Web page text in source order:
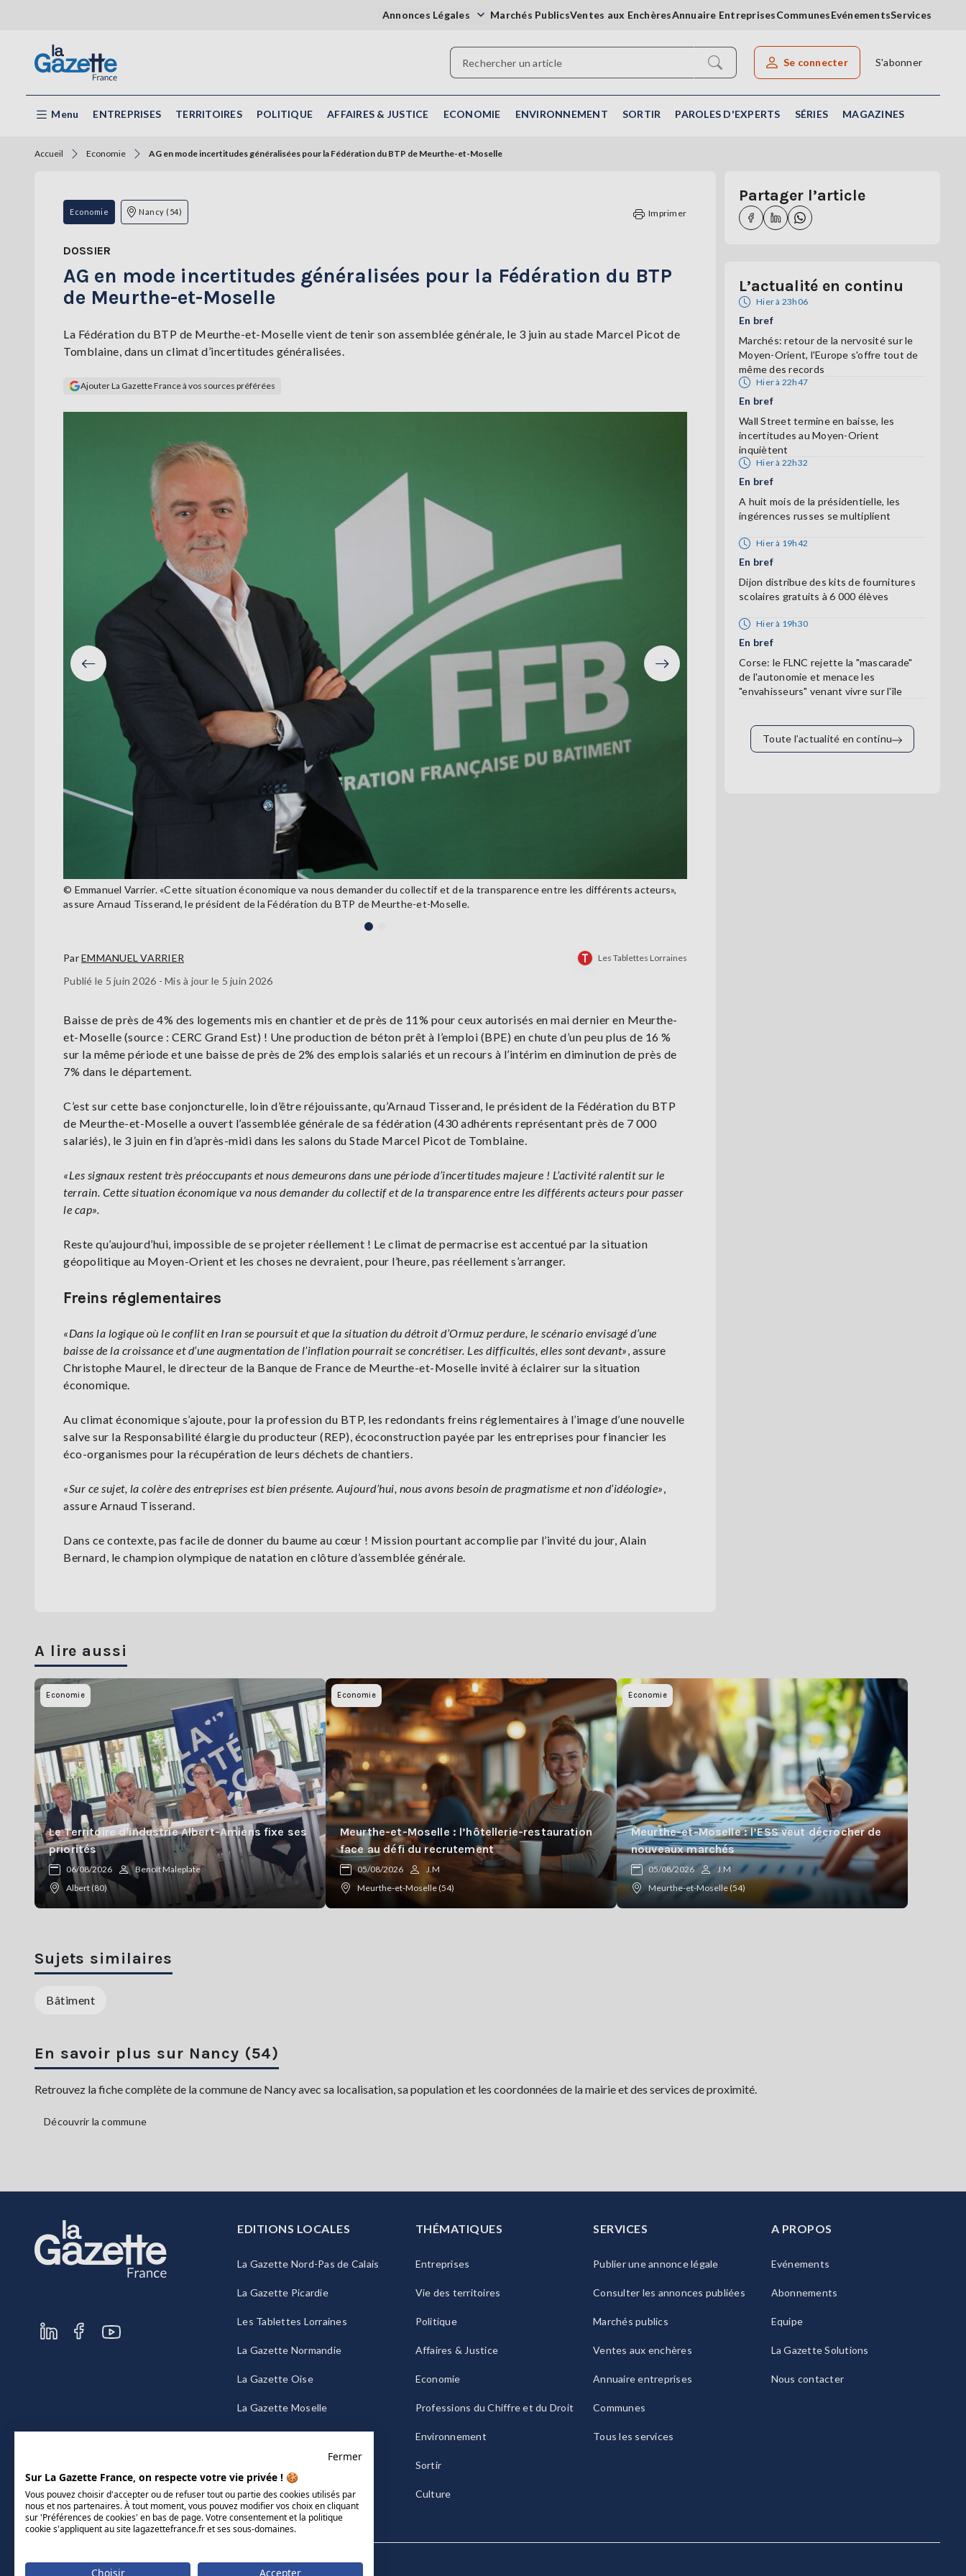
Annonces Légales Marchés PublicsVentes aux EnchèresAnnuaire EntreprisesCommunesEvénementsServices
Rechercher un article
Se connecter S'abonner
Menu ENTREPRISES TERRITOIRES POLITIQUE AFFAIRES & JUSTICE ECONOMIE ENVIRONNEMENT SORTIR PAROLES D'EXPERTS SÉRIES MAGAZINES
Accueil Economie AG en mode incertitudes généralisées pour la Fédération du BTP de Meurthe-et-Moselle
Economie Nancy (54) Imprimer
DOSSIER
AG en mode incertitudes généralisées pour la Fédération du BTP
de Meurthe-et-Moselle
La Fédération du BTP de Meurthe-et-Moselle vient de tenir son assemblée générale, le 3 juin au stade Marcel Picot de
Tomblaine, dans un climat d’incertitudes généralisées.
Ajouter La Gazette France à vos sources préférées
© Emmanuel Varrier. «Cette situation économique va nous demander du collectif et de la transparence entre les différents acteurs»,
assure Arnaud Tisserand, le président de la Fédération du BTP de Meurthe-et-Moselle.
Précéden Suivant
ParEMMANUEL VARRIER Les Tablettes Lorraines
Publié le 5 juin 2026 - Mis à jour le 5 juin 2026
Baisse de près de 4% des logements mis en chantier et de près de 11% pour ceux autorisés en mai dernier en Meurthe-
et-Moselle (source : CERC Grand Est) ! Une production de béton prêt à l’emploi (BPE) en chute d’un peu plus de 16 %
sur la même période et une baisse de près de 2% des emplois salariés et un recours à l’intérim en diminution de près de
7% dans le département.
C’est sur cette base conjoncturelle, loin d’être réjouissante, qu’Arnaud Tisserand, le président de la Fédération du BTP
de Meurthe-et-Moselle a ouvert l’assemblée générale de sa fédération (430 adhérents représentant près de 7 000
salariés), le 3 juin en fin d’après-midi dans les salons du Stade Marcel Picot de Tomblaine.
«Les signaux restent très préoccupants et nous demeurons dans une période d’incertitudes majeure ! L’activité ralentit sur le
terrain. Cette situation économique va nous demander du collectif et de la transparence entre les différents acteurs pour passer
le cap».
Reste qu’aujourd’hui, impossible de se projeter réellement ! Le climat de permacrise est accentué par la situation
géopolitique au Moyen-Orient et les choses ne devraient, pour l’heure, pas réellement s’arranger.
Freins réglementaires
«Dans la logique où le conflit en Iran se poursuit et que la situation du détroit d’Ormuz perdure, le scénario envisagé d’une
baisse de la croissance et d’une augmentation de l’inflation pourrait se concrétiser. Les difficultés, elles sont devant», assure
Christophe Maurel, le directeur de la Banque de France de Meurthe-et-Moselle invité à éclairer sur la situation
économique.
Au climat économique s’ajoute, pour la profession du BTP, les redondants freins réglementaires à l’image d’une nouvelle
salve sur la Responsabilité élargie du producteur (REP), écoconstruction payée par les entreprises pour financier les
éco-organismes pour la récupération de leurs déchets de chantiers.
«Sur ce sujet, la colère des entreprises est bien présente. Aujourd’hui, nous avons besoin de pragmatisme et non d’idéologie»,
assure Arnaud Tisserand.
Dans ce contexte, pas facile de donner du baume au cœur ! Mission pourtant accomplie par l’invité du jour, Alain
Bernard, le champion olympique de natation en clôture d’assemblée générale.
Partager l’article
L’actualité en continu
Hier à 23h06
En bref
Marchés: retour de la nervosité sur le
Moyen-Orient, l'Europe s'offre tout de
même des records
Hier à 22h47
En bref
Wall Street termine en baisse, les
incertitudes au Moyen-Orient
inquiètent
Hier à 22h32
En bref
A huit mois de la présidentielle, les
ingérences russes se multiplient
Hier à 19h42
En bref
Dijon distribue des kits de fournitures
scolaires gratuits à 6 000 élèves
Hier à 19h30
En bref
Corse: le FLNC rejette la "mascarade"
de l'autonomie et menace les
"envahisseurs" venant vivre sur l'île
Toute l’actualité en continu
A lire aussi
Economie
Le Territoire d'industrie Albert-Amiens fixe ses
priorités
06/08/2026
Benoît Maleplate
Albert (80)
Economie
Meurthe-et-Moselle : l’hôtellerie-restauration
face au défi du recrutement
05/08/2026
J.M
Meurthe-et-Moselle (54)
Economie
Meurthe-et-Moselle : l’ESS veut décrocher de
nouveaux marchés
05/08/2026
J.M
Meurthe-et-Moselle (54)
Sujets similaires
Bâtiment
En savoir plus sur Nancy (54)
Retrouvez la fiche complète de la commune de Nancy avec sa localisation, sa population et les coordonnées de la mairie et des services de proximité.
Découvrir la commune
EDITIONS LOCALES
La Gazette Nord-Pas de Calais
La Gazette Picardie
Les Tablettes Lorraines
La Gazette Normandie
La Gazette Oise
La Gazette Moselle
THÉMATIQUES
Entreprises
Vie des territoires
Politique
Affaires & Justice
Economie
Professions du Chiffre et du Droit
Environnement
Sortir
Culture
SERVICES
Publier une annonce légale
Consulter les annonces publiées
Marchés publics
Ventes aux enchères
Annuaire entreprises
Communes
Tous les services
A PROPOS
Evénements
Abonnements
Equipe
La Gazette Solutions
Nous contacter
Fermer
Sur La Gazette France, on respecte votre vie privée ! 🍪
Vous pouvez choisir d'accepter ou de refuser tout ou partie des cookies utilisés par
nous et nos partenaires. À tout moment, vous pouvez modifier vos choix en cliquant
sur 'Préférences de cookies' en bas de page. Votre consentement et la politique
cookie s'appliquent au site lagazettefrance.fr et ses sous-domaines.
Choisir Accepter